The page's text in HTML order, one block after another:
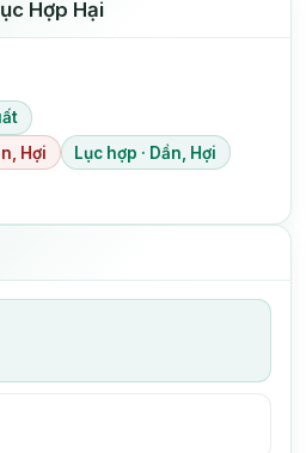
Hợp Hại
Hợi
Lục hợp · Dần, Hợi